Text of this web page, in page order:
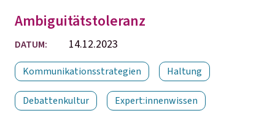
Ambiguitätstoleranz
DATUM: 14.12.2023
Kommunikationsstrategien Haltung
Debattenkultur Expert:innenwissen